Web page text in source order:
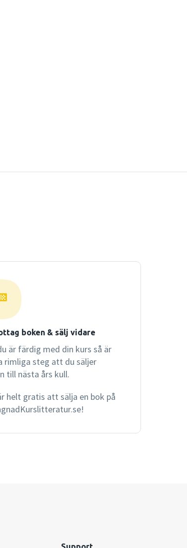
boken & sälj vidare
är färdig med din kurs så är
rimliga steg att du säljer
till nästa års kull.
helt gratis att sälja en bok på